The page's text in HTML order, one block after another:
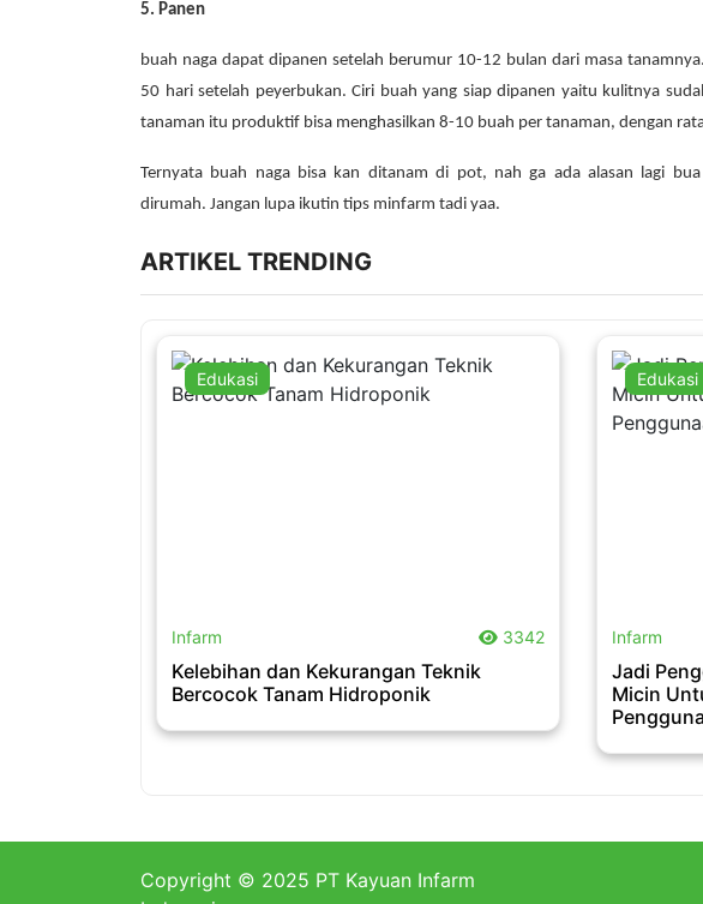
5. Panen
buah naga dapat dipanen setelah berumur 10-12 bulan dari masa
50 hari setelah peyerbukan. Ciri buah yang siap dipanen yaitu kulitnya
tanaman itu produktif bisa menghasilkan 8-10 buah per tanaman, dengan
Ternyata buah naga bisa kan ditanam di pot, nah ga ada alasan lagi
dirumah. Jangan lupa ikutin tips minfarm tadi yaa.
ARTIKEL TRENDING
Edukasi
Infarm 3342
Kelebihan dan Kekurangan Teknik
Bercocok Tanam Hidroponik
Edukasi
Infarm
Jadi
Micin
Copyright © 2025 PT Kayuan Infarm